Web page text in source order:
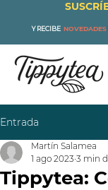
Y RECIBE NOVEDADES
Entrada
Tippytea:
Martín Salamea
1 ago 2023 3 min